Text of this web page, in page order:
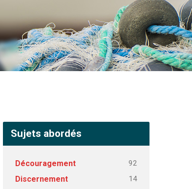
Sujets abordés
Découragement 92
Discernement 14